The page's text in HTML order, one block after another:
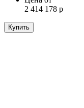
2 414 178 р
Купить